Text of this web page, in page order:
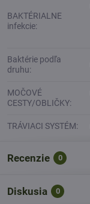
BAKTÉRIALNE
infekcie:
Baktérie podľa
druhu:
MOČOVÉ
CESTY/OBLIČKY:
TRÁVIACI SYSTÉM:
Recenzie 0
Diskusia 0